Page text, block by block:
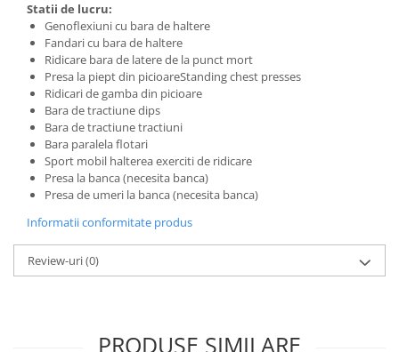
Statii de lucru:
Genoflexiuni cu bara de haltere
Fandari cu bara de haltere
Ridicare bara de latere de la punct mort
Presa la piept din picioareStanding chest presses
Ridicari de gamba din picioare
Bara de tractiune dips
Bara de tractiune tractiuni
Bara paralela flotari
Sport mobil halterea exerciti de ridicare
Presa la banca (necesita banca)
Presa de umeri la banca (necesita banca)
Informatii conformitate produs
Review-uri(0)
PRODUSE SIMILARE